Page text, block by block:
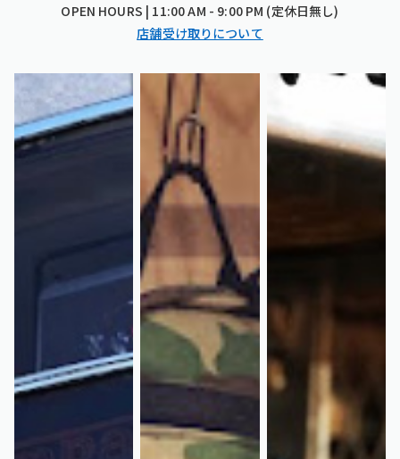
OPEN HOURS | 11:00 AM - 9:00 PM (定休日無し)
店舗受け取りについて